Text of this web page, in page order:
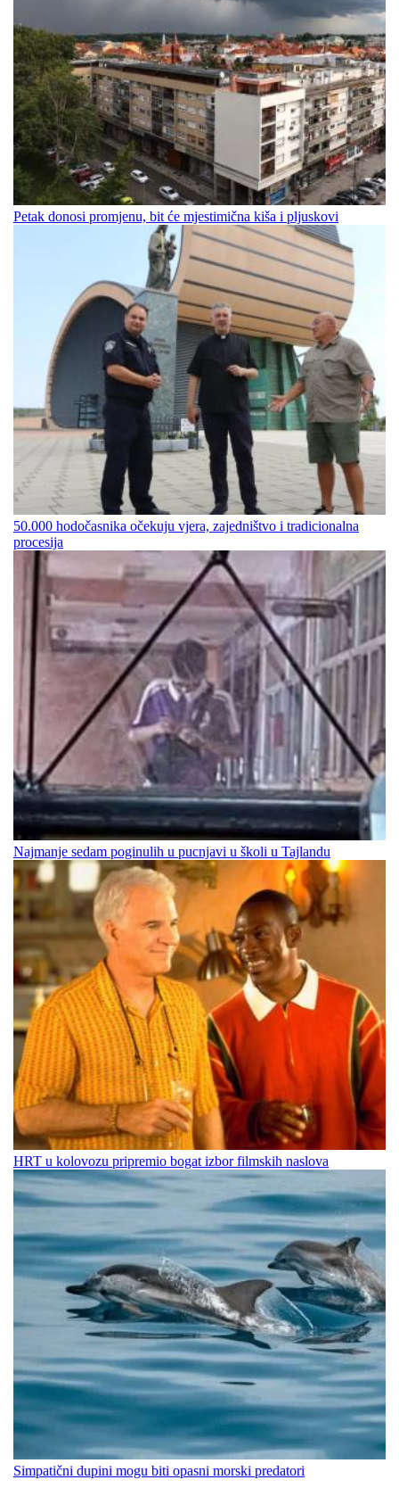
Petak donosi promjenu, bit će mjestimična kiša i pljuskovi
50.000 hodočasnika očekuju vjera, zajedništvo i tradicionalna
procesija
Najmanje sedam poginulih u pucnjavi u školi u Tajlandu
HRT u kolovozu pripremio bogat izbor filmskih naslova
Simpatični dupini mogu biti opasni morski predatori